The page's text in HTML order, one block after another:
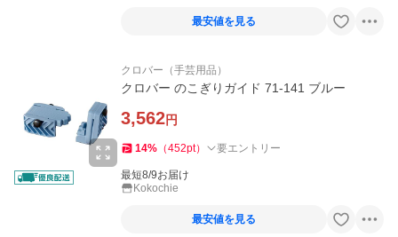
最安値を見る
クロバー（手芸用品）
クロバー のこぎりガイド 71-141 ブルー
3,562円
14% （452pt） 要エントリー
最短8/9お届け
Kokochie
最安値を見る